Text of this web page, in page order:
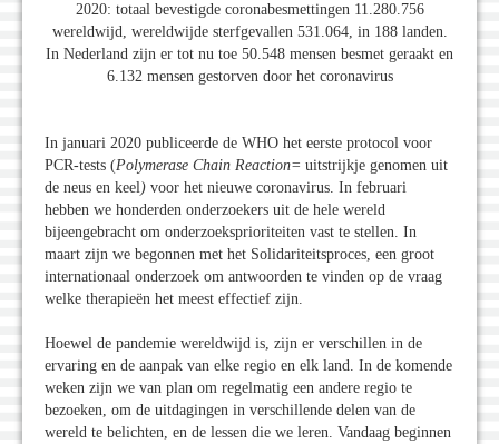
2020: totaal bevestigde coronabesmettingen 11.280.756
wereldwijd, wereldwijde sterfgevallen 531.064, in 188 landen.
In Nederland zijn er tot nu toe 50.548 mensen besmet geraakt en
6.132 mensen gestorven door het coronavirus
In januari 2020 publiceerde de WHO het eerste protocol voor
PCR-tests (Polymerase Chain Reaction= uitstrijkje genomen uit
de neus en keel) voor het nieuwe coronavirus. In februari
hebben we honderden onderzoekers uit de hele wereld
bijeengebracht om onderzoeksprioriteiten vast te stellen. In
maart zijn we begonnen met het Solidariteitsproces, een groot
internationaal onderzoek om antwoorden te vinden op de vraag
welke therapieën het meest effectief zijn.
Hoewel de pandemie wereldwijd is, zijn er verschillen in de
ervaring en de aanpak van elke regio en elk land. In de komende
weken zijn we van plan om regelmatig een andere regio te
bezoeken, om de uitdagingen in verschillende delen van de
wereld te belichten, en de lessen die we leren. Vandaag beginnen